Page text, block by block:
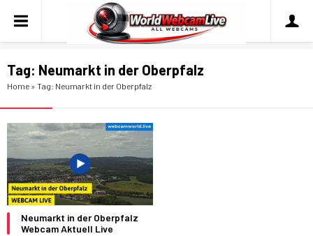
Tag: Neumarkt in der Oberpfalz
Home » Tag: Neumarkt in der Oberpfalz
Neumarkt in der Oberpfalz
Webcam Aktuell Live